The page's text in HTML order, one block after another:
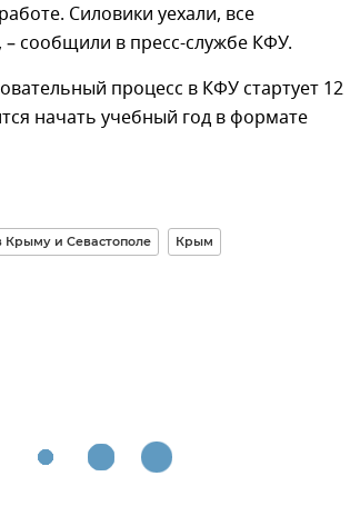
Силовики уехали, все
сообщили в пресс-службе КФУ.
процесс в КФУ стартует 12
начать учебный год в формате
Крыму и Севастополе Крым